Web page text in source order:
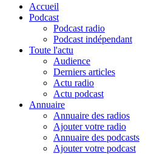
Accueil
Podcast
Podcast radio
Podcast indépendant
Toute l'actu
Audience
Derniers articles
Actu radio
Actu podcast
Annuaire
Annuaire des radios
Ajouter votre radio
Annuaire des podcasts
Ajouter votre podcast